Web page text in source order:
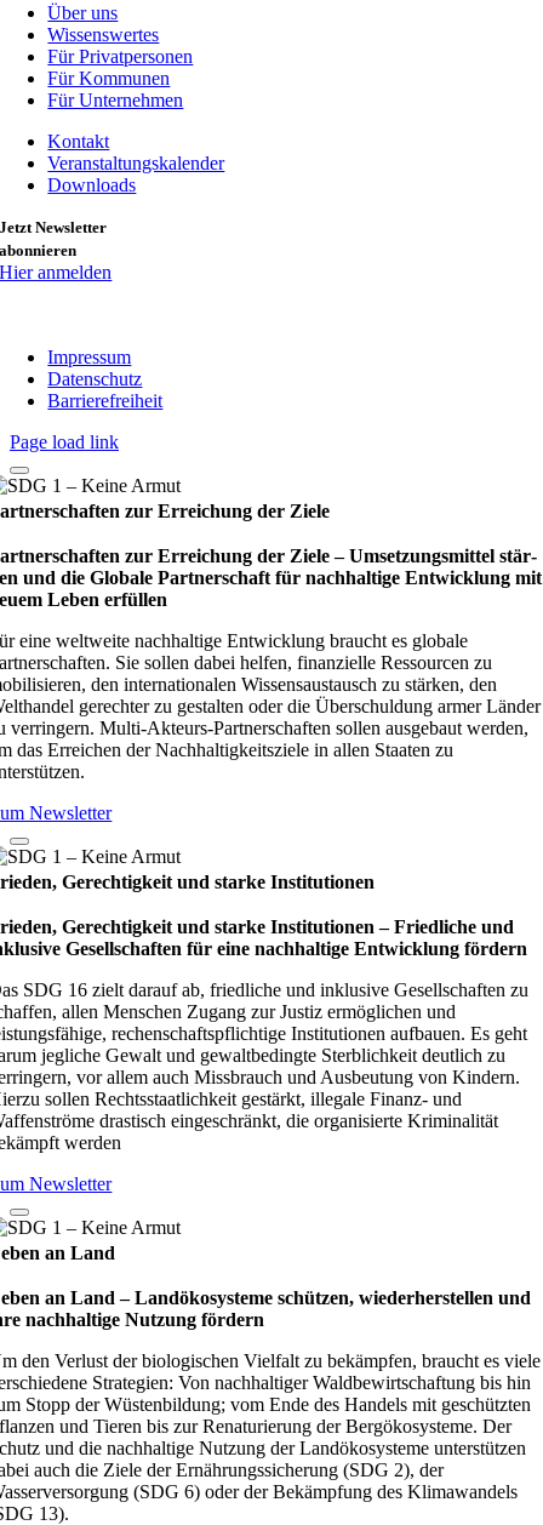
Über uns
Wissenswertes
Für Privatpersonen
Für Kommunen
Für Unternehmen
Kontakt
Veranstaltungskalender
Downloads
Jetzt Newsletter
abonnieren
Hier anmelden
Impressum
Datenschutz
Barrierefreiheit
Page load link
zur Erreichung der Ziele
zur Erreichung der Ziele – Umset­zungs­mit­tel stär­
und die Glo­bale Part­ner­schaft für nach­hal­tige Ent­wick­lung mit
Leben erfül­len
eine weltweite nachhaltige Entwicklung braucht es globale
Sie sollen dabei helfen, finanzielle Ressourcen zu
den internationalen Wissensaustausch zu stärken, den
gerechter zu gestalten oder die Überschuldung armer Länder
verringern. Multi-Akteurs-Partnerschaften sollen ausgebaut werden,
das Erreichen der Nachhaltigkeitsziele in allen Staaten zu
Newsletter
Gerechtigkeit und starke Institutionen
Gerechtigkeit und starke Institutionen – Fried­li­che und
Gesell­schaf­ten für eine nach­hal­tige Ent­wick­lung för­dern
SDG 16 zielt darauf ab, friedliche und inklusive Gesellschaften zu
allen Menschen Zugang zur Justiz ermöglichen und
rechenschaftspflichtige Institutionen aufbauen. Es geht
jegliche Gewalt und gewaltbedingte Sterblichkeit deutlich zu
vor allem auch Missbrauch und Ausbeutung von Kindern.
sollen Rechtsstaatlichkeit gestärkt, illegale Finanz- und
drastisch eingeschränkt, die organisierte Kriminalität
werden
Newsletter
an Land
an Land – Lan­d­öko­sys­teme schüt­zen, wie­der­her­stel­len und
nach­hal­tige Nut­zung för­dern
den Verlust der biologischen Vielfalt zu bekämpfen, braucht es viele
Strategien: Von nachhaltiger Waldbewirtschaftung bis hin
Stopp der Wüstenbildung; vom Ende des Handels mit geschützten
und Tieren bis zur Renaturierung der Bergökosysteme. Der
und die nachhaltige Nutzung der Landökosysteme unterstützen
auch die Ziele der Ernährungssicherung (SDG 2), der
(SDG 6) oder der Bekämpfung des Klimawandels
13).